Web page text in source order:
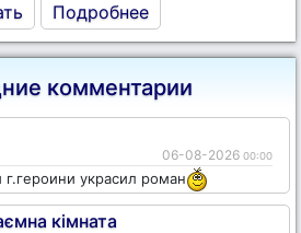
Подробнее
комментарии
06-08-2026 00:00
украсил роман
кімната